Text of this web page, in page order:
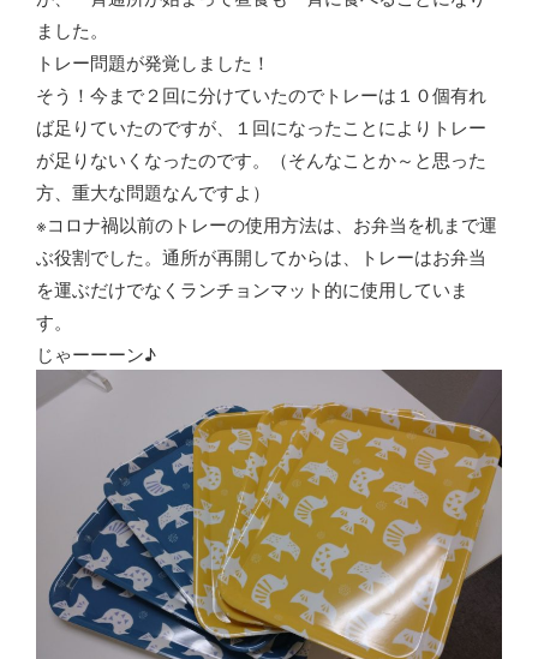
ました。
トレー問題が発覚しました！
そう！今まで２回に分けていたのでトレーは１０個有れ
ば足りていたのですが、１回になったことによりトレー
が足りないくなったのです。（そんなことか～と思った
方、重大な問題なんですよ）
※コロナ禍以前のトレーの使用方法は、お弁当を机まで運
ぶ役割でした。通所が再開してからは、トレーはお弁当
を運ぶだけでなくランチョンマット的に使用していま
す。
じゃーーーン♪